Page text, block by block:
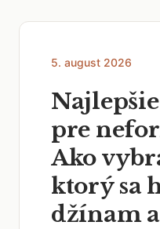
5. august 2026
pre
Ako
ktorý sa
džínam